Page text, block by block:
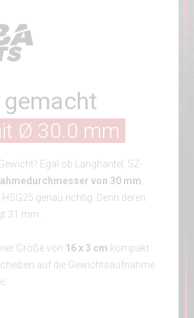
gemacht
Ø 30.0 mm
Egal ob Langhantel, SZ-
von 30 mm
genau richtig. Denn deren
31 mm.
Größe von 16 x 3 cm kompakt
auf die Gewichtsaufnahme